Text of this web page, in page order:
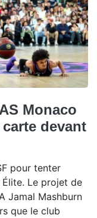
Monaco
devant
pour tenter
Le projet de
Jamal Mashburn
que le club